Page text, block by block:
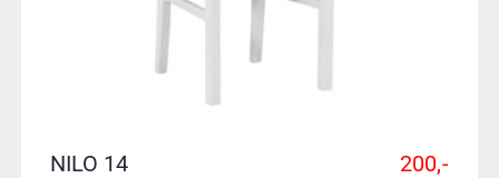
NILO 14 200,-